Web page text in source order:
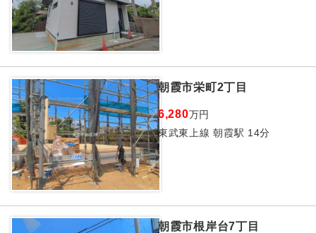
朝霞市栄町2丁目
6,280万円
東武東上線 朝霞駅 14分
朝霞市根岸台7丁目